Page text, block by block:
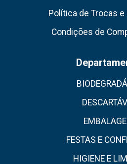
Política de Trocas
Condições de
FESTAS E
HIGIENE E